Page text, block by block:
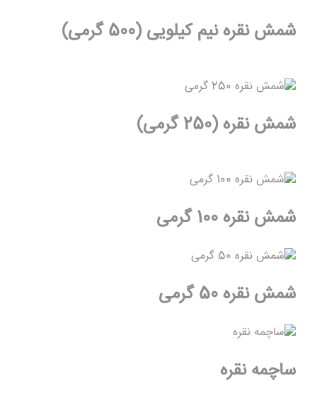
شمش نقره نیم کیلویی (500 گرمی)
شمش نقره (250 گرمی)
شمش نقره 100 گرمی
شمش نقره 50 گرمی
ساچمه نقره